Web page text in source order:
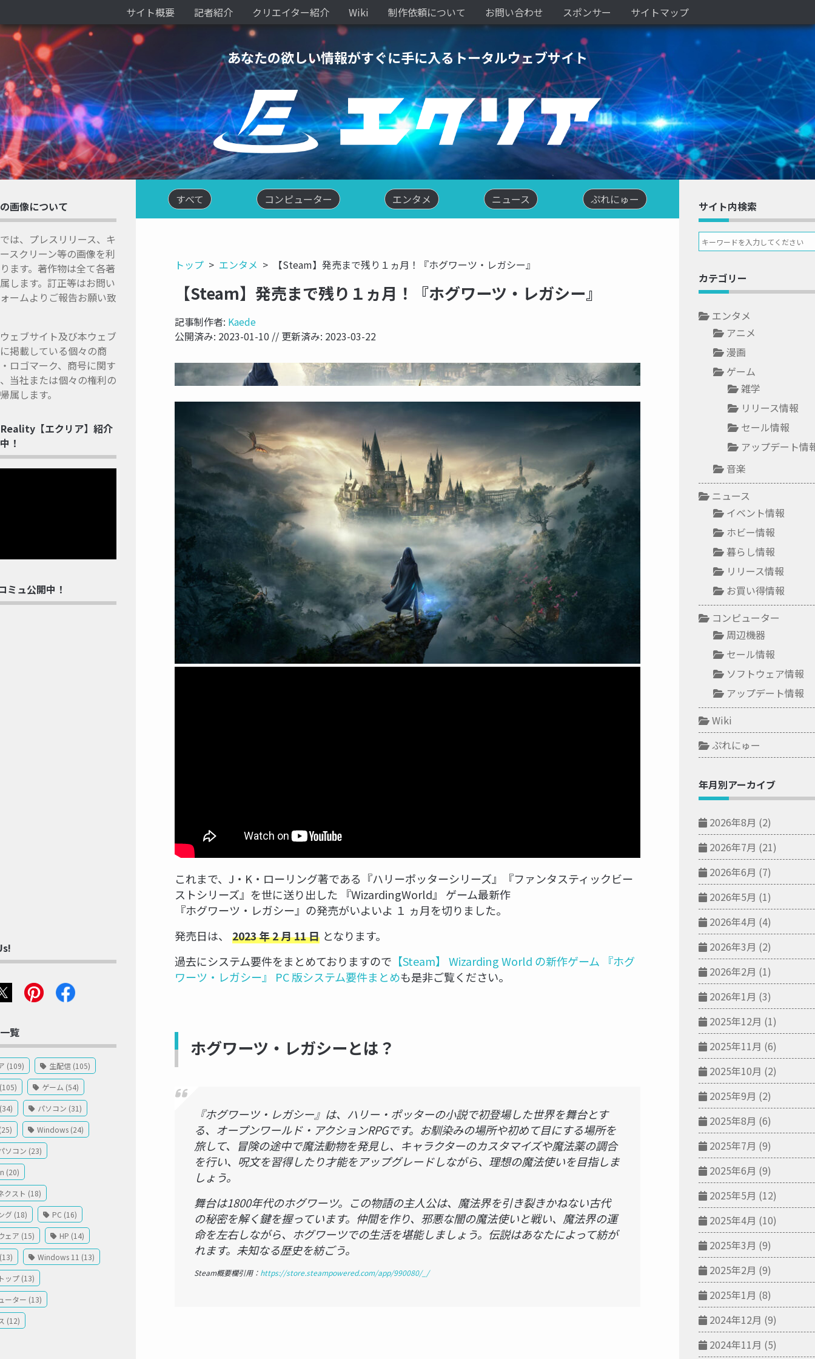
サイト概要 記者紹介 クリエイター紹介 Wiki 制作依頼について お問い合わせ スポンサー サイトマップ
あなたの欲しい情報がすぐに手に入るトータルウェブサイト
すべて コンピューター エンタメ ニュース ぷれにゅー
トップ エンタメ 【Steam】発売まで残り１ヵ月！『ホグワーツ・レガシー』
【Steam】発売まで残り１ヵ月！『ホグワーツ・レガシー』
記事制作者: Kaede
公開済み: 2023-01-10 // 更新済み: 2023-03-22
NOW PRINTING...
これまで、J・K・ローリング著である『ハリーポッターシリーズ』『ファンタスティックビー
ストシリーズ』を世に送り出した 『WizardingWorld』 ゲーム最新作
『ホグワーツ・レガシー』の発売がいよいよ １ ヵ月を切りました。
発売日は、
2023 年 2 月 11 日 となります。
過去にシステム要件をまとめておりますので 【Steam】 Wizarding World の新作ゲーム 『ホグ
ワーツ・レガシー』 PC 版システム要件まとめも是非ご覧ください。
ホグワーツ・レガシーとは？
『ホグワーツ・レガシー』は、ハリー・ポッターの小説で初登場した世界を舞台とす
る、オープンワールド・アクションRPGです。お馴染みの場所や初めて目にする場所を
旅して、冒険の途中で魔法動物を発見し、キャラクターのカスタマイズや魔法薬の調合
を行い、呪文を習得したり才能をアップグレードしながら、理想の魔法使いを目指しま
しょう。
舞台は1800年代のホグワーツ。この物語の主人公は、魔法界を引き裂きかねない古代
の秘密を解く鍵を握っています。仲間を作り、邪悪な闇の魔法使いと戦い、魔法界の運
命を左右しながら、ホグワーツでの生活を堪能しましょう。伝説はあなたによって紡が
れます。未知なる歴史を紡ごう。
Steam概要欄引用： https://store.steampowered.com/app/990080/_/
画像について
は、プレスリリース、キ
スクリーン等の画像を利
ます。著作物は全て各著
します。訂正等はお問い
ームよりご報告お願い致
ェブサイト及び本ウェブ
掲載している個々の商
ロゴマーク、商号に関す
当社または個々の権利の
属します。
【エクリア】紹介
！
ミュ公開中！
覧
(109) 生配信 (105)
ゲーム (54)
パソコン (31)
Windows (24)
ソコン (23)
(20)
クスト (18)
グ (18) PC (16)
ェア (15) HP (14)
Windows 11 (13)
ップ (13)
ーター (13)
(12)
サイト内検索
カテゴリー
エンタメ
アニメ
漫画
ゲーム
雑学
リリース情報
セール情報
アップデート情
音楽
ニュース
イベント情報
ホビー情報
暮らし情報
リリース情報
お買い得情報
コンピューター
周辺機器
セール情報
ソフトウェア情報
アップデート情報
Wiki
ぷれにゅー
年月別アーカイブ
2026年8月 (2)
2026年7月 (21)
2026年6月 (7)
2026年5月 (1)
2026年4月 (4)
2026年3月 (2)
2026年2月 (1)
2026年1月 (3)
2025年12月 (1)
2025年11月 (6)
2025年10月 (2)
2025年9月 (2)
2025年8月 (6)
2025年7月 (9)
2025年6月 (9)
2025年5月 (12)
2025年4月 (10)
2025年3月 (9)
2025年2月 (9)
2025年1月 (8)
2024年12月 (9)
2024年11月 (5)